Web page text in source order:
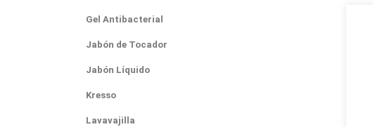
Gel Antibacterial
Jabón de Tocador
Jabón Líquido
Kresso
Lavavajilla